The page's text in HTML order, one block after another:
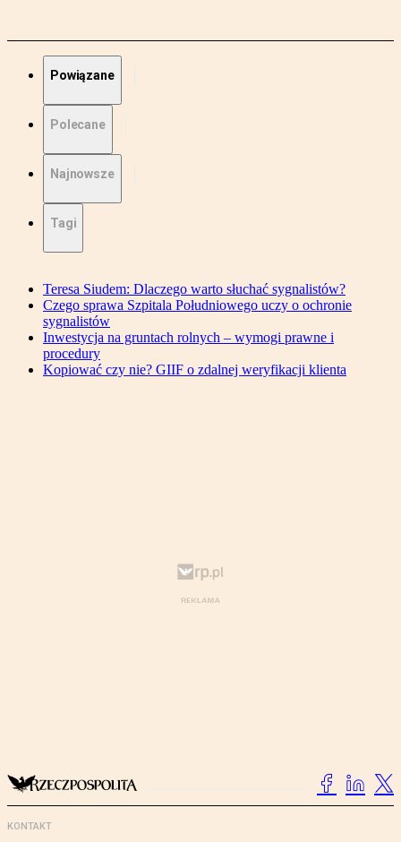
Powiązane
Polecane
Najnowsze
Tagi
Teresa Siudem: Dlaczego warto słuchać sygnalistów?
Czego sprawa Szpitala Południowego uczy o ochronie
sygnalistów
Inwestycja na gruntach rolnych – wymogi prawne i
procedury
Kopiować czy nie? GIIF o zdalnej weryfikacji klienta
KONTAKT